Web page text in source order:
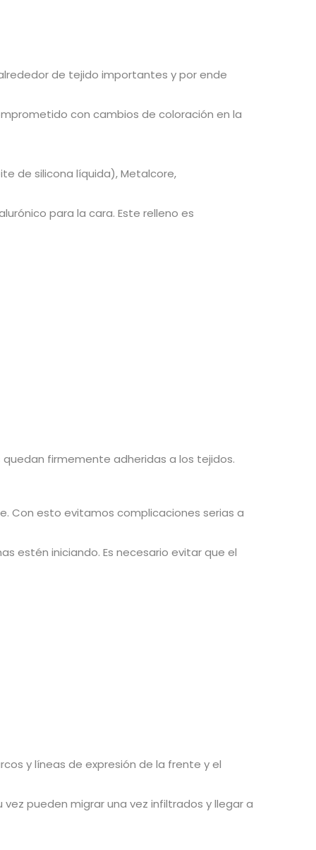
de tejido importantes y por ende
con cambios de coloración en la
de silicona líquida), Metalcore,
para la cara. Este relleno es
firmemente adheridas a los tejidos.
Con esto evitamos complicaciones serias a
estén iniciando. Es necesario evitar que el
y líneas de expresión de la frente y el
pueden migrar una vez infiltrados y llegar a